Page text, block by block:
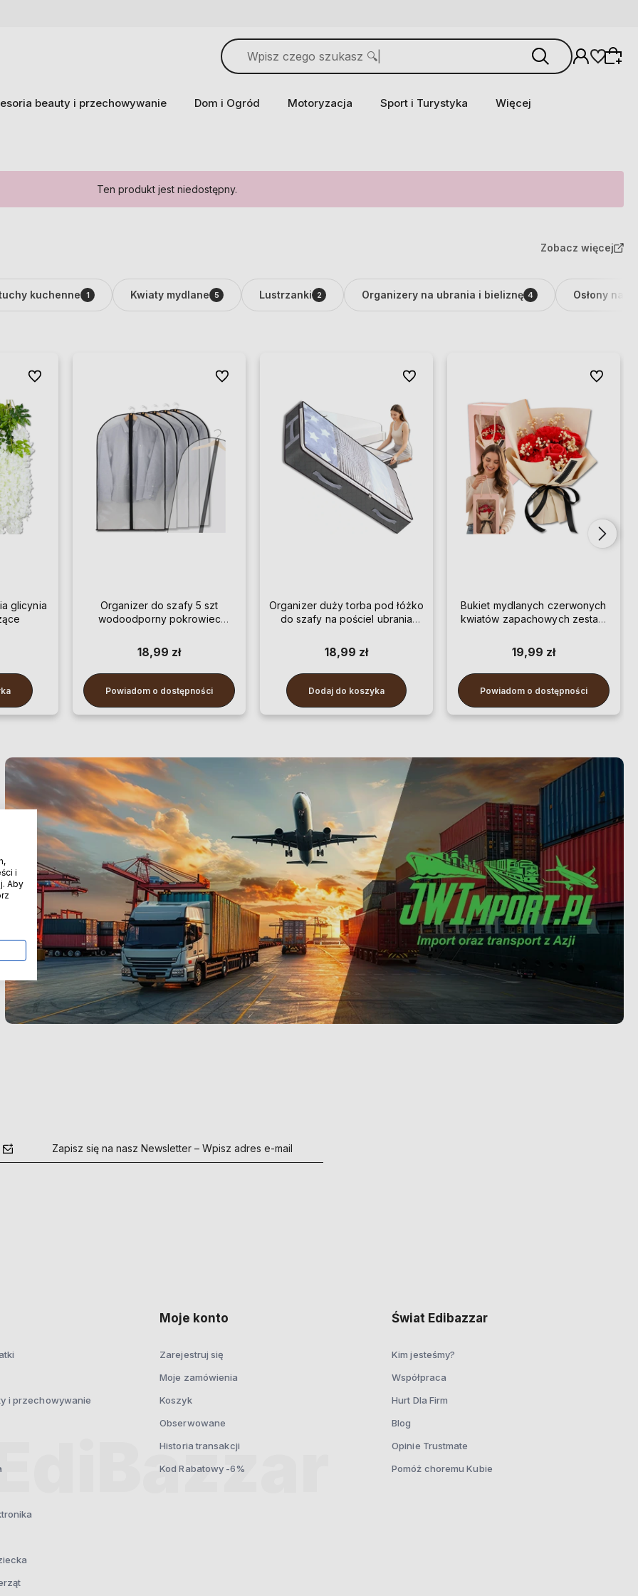
beauty i przechowywanie Dom i Ogród Motoryzacja Sport i Turystyka Więcej
Ten produkt jest niedostępny.
Zobacz więcej
kuchenne 1 Kwiaty mydlane 5 Lustrzanki 2 Organizery na ubrania i bieliznę 4 Osłony na
glicynia
Do ulubionych
Organizer do szafy 5 szt
wodoodporny pokrowiec
100 cm
18,99 zł
Powiadom o dostępności
Do ulubionych
Organizer duży torba pod łóżko
do szafy na pościel ubrania
18,99 zł
Dodaj do koszyka
Do ulubionych
Bukiet mydlanych czerwonych
kwiatów zapachowych zestaw
19,99 zł
Powiadom o dostępności
Do
Zapisz się na nasz Newsletter – Wpisz adres e-mail
i przechowywanie
Moje konto
Zarejestruj się
Moje zamówienia
Koszyk
Obserwowane
Historia transakcji
Kod Rabatowy -6%
Świat Edibazzar
Kim jesteśmy?
Współpraca
Hurt Dla Firm
Blog
Opinie Trustmate
Pomóż choremu Kubie
i
Aby